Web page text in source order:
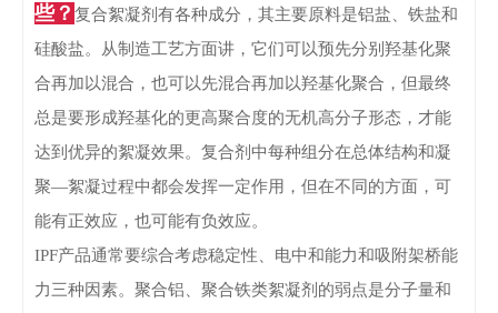
些？ 复合絮凝剂有各种成分，其主要原料是铝盐、铁盐和
硅酸盐。
从制造工艺方面讲，它们可以预先分别羟基化聚
合再加以混合，也可以先混合再加以羟基化聚合，但最终
总是要形成羟基化的更高聚合度的无机高分子形态，才能
达到优异的絮凝效果。 复合剂中每种组分在总体结构和凝
聚—絮凝过程中都会发挥一定作用，但在不同的方面，可
能有正效应，也可能有负效应。
IPF产品通常要综合考虑稳定性、电中和能力和吸附架桥能
力三种因素。 聚合铝、聚合铁类絮凝剂的弱点是分子量和